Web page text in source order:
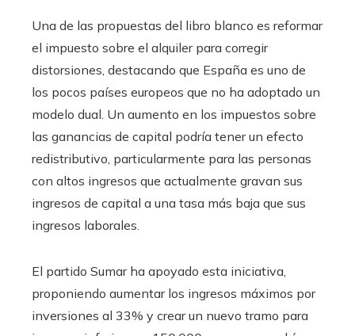
Una de las propuestas del libro blanco es reformar
el impuesto sobre el alquiler para corregir
distorsiones, destacando que España es uno de
los pocos países europeos que no ha adoptado un
modelo dual. Un aumento en los impuestos sobre
las ganancias de capital podría tener un efecto
redistributivo, particularmente para las personas
con altos ingresos que actualmente gravan sus
ingresos de capital a una tasa más baja que sus
ingresos laborales.
El partido Sumar ha apoyado esta iniciativa,
proponiendo aumentar los ingresos máximos por
inversiones al 33% y crear un nuevo tramo para